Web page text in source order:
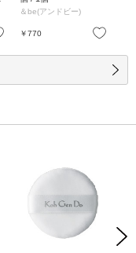
お気に入り
＆be(アンドビー)
￥770
Next